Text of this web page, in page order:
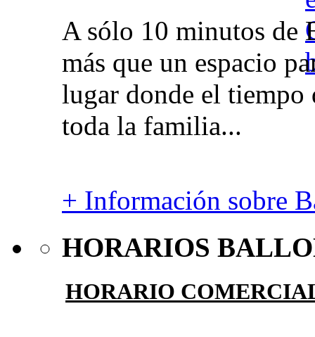
A sólo 10 minutos de
más que un espacio
lugar donde el tiempo
toda la familia...
+ Información sobre
HORARIOS
HORARIO